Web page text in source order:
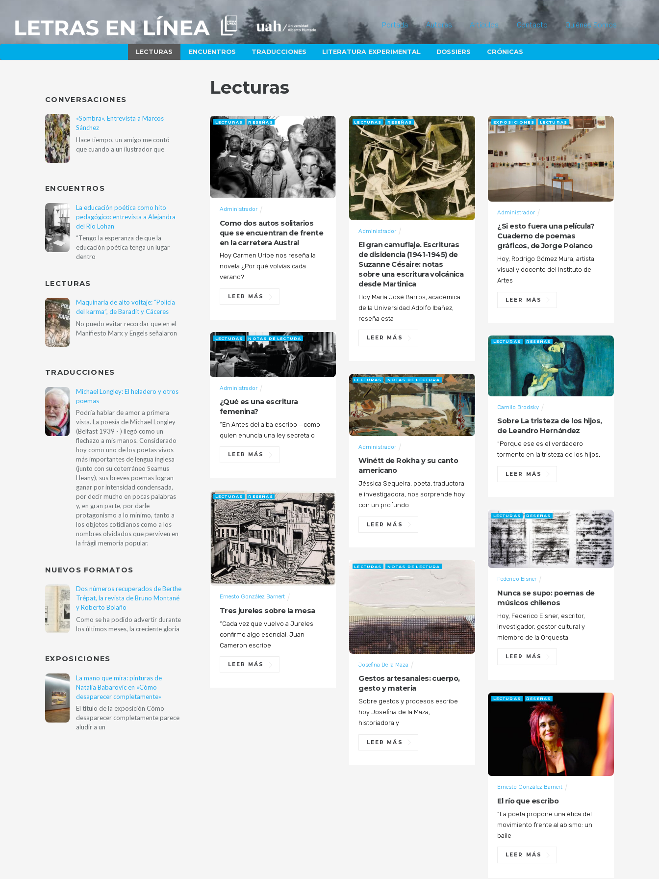
Portada Autores Artículos Contacto Quiénes Somos
LECTURAS ENCUENTROS TRADUCCIONES LITERATURA EXPERIMENTAL DOSSIERS CRÓNICAS
Lecturas
Como dos autos solitarios
que se encuentran de frente
en la carretera Austral
Administrador
LECTURAS RESEÑAS
Hoy Carmen Uribe nos reseña la
novela ¿Por qué volvías cada
verano?
LEER MÁS
El gran camuflaje. Escrituras
de disidencia (1941-1945) de
Suzanne Césaire: notas
sobre una escritura volcánica
desde Martinica
Administrador
LECTURAS RESEÑAS
Hoy María José Barros, académica
de la Universidad Adolfo Ibañez,
reseña esta
LEER MÁS
¿Si esto fuera una película?
Cuaderno de poemas
gráficos, de Jorge Polanco
Administrador
EXPOSICIONES LECTURAS
Hoy, Rodrigo Gómez Mura, artista
visual y docente del Instituto de
Artes
LEER MÁS
¿Qué es una escritura
femenina?
Administrador
LECTURAS NOTAS DE LECTURA
“En Antes del alba escribo —como
quien enuncia una ley secreta o
LEER MÁS
Sobre La tristeza de los hijos,
de Leandro Hernández
Camilo Brodsky
LECTURAS RESEÑAS
“Porque ese es el verdadero
tormento en la tristeza de los hijos,
LEER MÁS
Winétt de Rokha y su canto
americano
Administrador
LECTURAS NOTAS DE LECTURA
Jéssica Sequeira, poeta, traductora
e investigadora, nos sorprende hoy
con un profundo
LEER MÁS
Tres jureles sobre la mesa
Ernesto González Barnert
LECTURAS RESEÑAS
“Cada vez que vuelvo a Jureles
confirmo algo esencial: Juan
Cameron escribe
LEER MÁS
Nunca se supo: poemas de
músicos chilenos
Federico Eisner
LECTURAS RESEÑAS
Hoy, Federico Eisner, escritor,
investigador, gestor cultural y
miembro de la Orquesta
LEER MÁS
Gestos artesanales: cuerpo,
gesto y materia
Josefina De la Maza
LECTURAS NOTAS DE LECTURA
Sobre gestos y procesos escribe
hoy Josefina de la Maza,
historiadora y
LEER MÁS
El río que escribo
Ernesto González Barnert
LECTURAS RESEÑAS
“La poeta propone una ética del
movimiento frente al abismo: un
baile
LEER MÁS
CONVERSACIONES
«Sombra». Entrevista a Marcos
Sánchez
Hace tiempo, un amigo me contó
que cuando a un ilustrador que
ENCUENTROS
La educación poética como hito
pedagógico: entrevista a Alejandra
del Río Lohan
“Tengo la esperanza de que la
educación poética tenga un lugar
dentro
LECTURAS
Maquinaria de alto voltaje: “Policía
del karma”, de Baradit y Cáceres
No puedo evitar recordar que en el
Manifiesto Marx y Engels señalaron
TRADUCCIONES
Michael Longley: El heladero y otros
poemas
Podría hablar de amor a primera
vista. La poesía de Michael Longley
(Belfast 1939 - ) llegó como un
flechazo a mis manos. Considerado
hoy como uno de los poetas vivos
más importantes de lengua inglesa
(junto con su coterráneo Seamus
Heany), sus breves poemas logran
ganar por intensidad condensada,
por decir mucho en pocas palabras
y, en gran parte, por darle
protagonismo a lo mínimo, tanto a
los objetos cotidianos como a los
nombres olvidados que perviven en
la frágil memoria popular.
NUEVOS FORMATOS
Dos números recuperados de Berthe
Trépat, la revista de Bruno Montané
y Roberto Bolaño
Como se ha podido advertir durante
los últimos meses, la creciente gloria
EXPOSICIONES
La mano que mira: pinturas de
Natalia Babarovic en «Cómo
desaparecer completamente»
El título de la exposición Cómo
desaparecer completamente parece
aludir a un